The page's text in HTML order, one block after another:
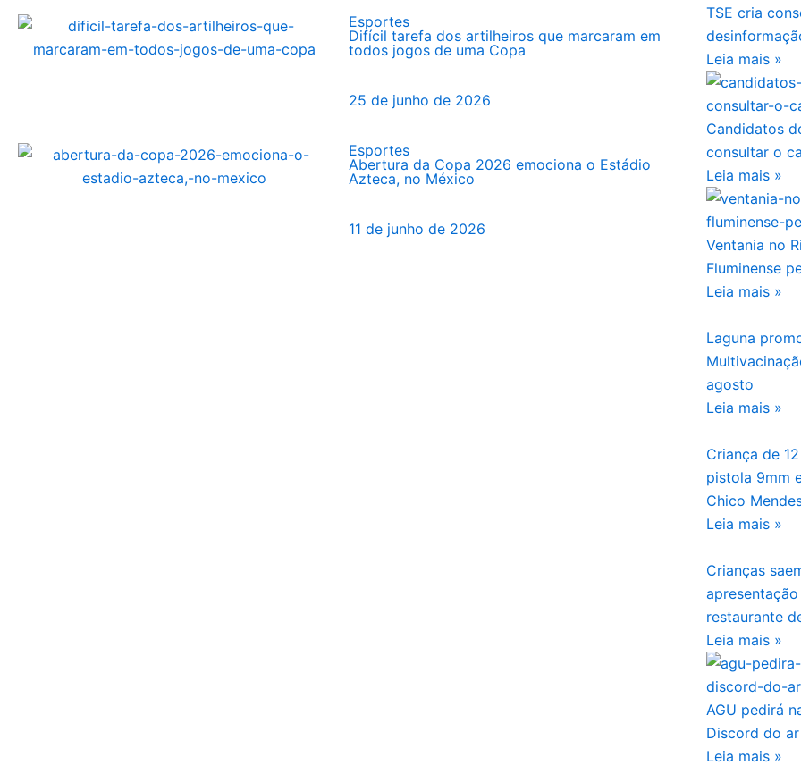
Esportes
Difícil tarefa dos artilheiros que marcaram em
todos jogos de uma Copa
25 de junho de 2026
Esportes
Abertura da Copa 2026 emociona o Estádio
Azteca, no México
11 de junho de 2026
TSE cria
Leia mais »
Candidatos
consultar o
Leia mais »
Ventania no
Fluminense
Leia mais »
Laguna
agosto
Leia mais »
Criança de
pistola 9mm
Chico
Leia mais »
Crianças
restaurante
Leia mais »
AGU pedirá
Discord do ar
Leia mais »